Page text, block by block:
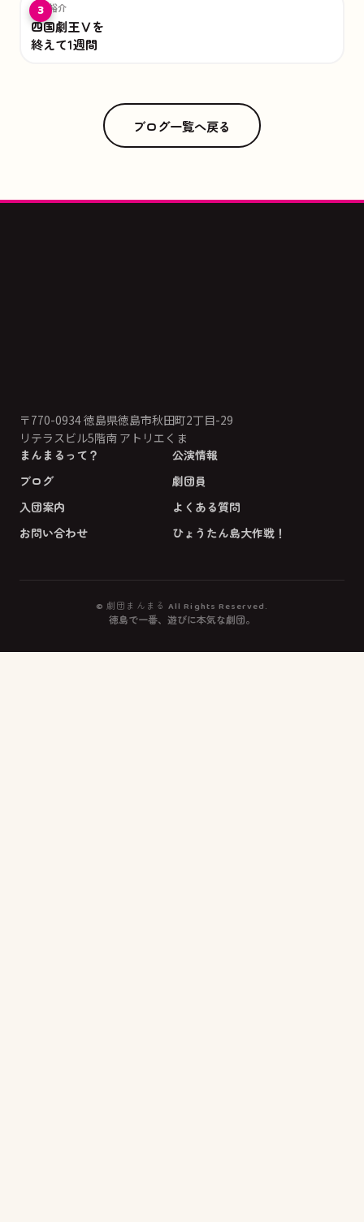
3
丸山裕介
四国劇王Ⅴを
終えて1週間
ブログ一覧へ戻る
〒770-0934 徳島県徳島市秋田町2丁目-29
リテラスビル5階南 アトリエくま
まんまるって？
公演情報
ブログ
劇団員
入団案内
よくある質問
お問い合わせ
ひょうたん島大作戦！
© 劇団まんまる All Rights Reserved.
徳島で一番、遊びに本気な劇団。